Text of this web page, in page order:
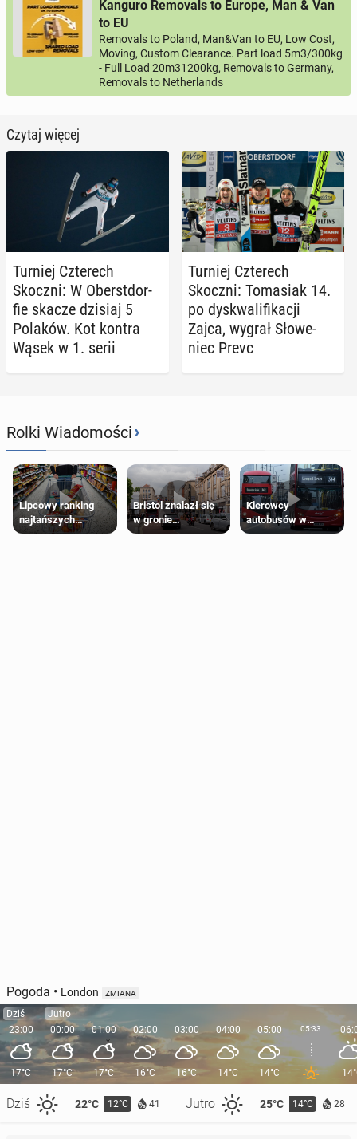
Kanguro Removals to Europe, Man & Van
to EU
Removals to Poland, Man&Van to EU, Low Cost,
Moving, Custom Clearance. Part load 5m3/300kg
- Full Load 20m31200kg, Removals to Germany,
Removals to Netherlands
Czytaj więcej
Turniej Czte­rech
Skoczni: W Obe­rst­dor­
fie skacze dzisiaj 5
Polaków. Kot kontra
Wąsek w 1. serii
Turniej Czte­rech
Skoczni: To­ma­siak 14.
po dys­kwa­li­fi­ka­cji
Zajca, wygrał Sło­we­
niec Prevc
Rolki Wiadomości›
Lipcowy ranking
najtańszych
supermarketów
Bristol znalazł się
w gronie
najlepszych
Kierowcy
autobusów w
Londynie
Pogoda • London ZMIANA
Dziś
23:00
17°C
Dziś 22°C 12°C 41 Jutro 25°C 14°C 28
Jutro
00:00
17°C
01:00
17°C
02:00
16°C
03:00
16°C
04:00
14°C
05:00
14°C
05:33